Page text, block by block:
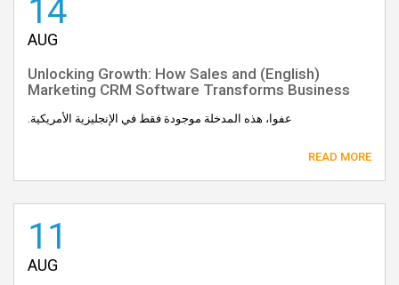
14
AUG
(English) Unlocking Growth: How Sales and
Marketing CRM Software Transforms Business
عفوا، هذه المدخلة موجودة فقط في الإنجليزية الأمريكية.
READ MORE
11
AUG